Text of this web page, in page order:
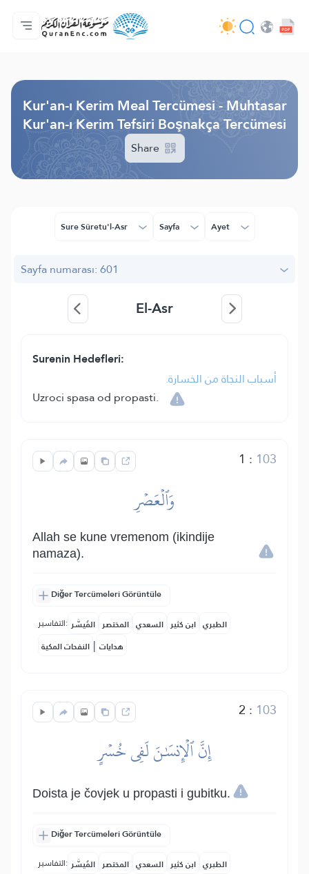
Anasayfa
Mealler Fihristi
Audio
Geliştirici Hizmetleri - API
Proje Hakkında
Biz bilen hab
Geçerli dil
Kur'an-ı Kerim Meal Tercümesi - Muhtasar
Kur'an-ı Kerim Tefsiri Boşnakça Tercümesi
Share
Sure Sûretu'l-Asr Sayfa Ayet
Sayfa numarası: 601
El-Asr
Surenin Hedefleri:
أسباب النجاة من الخسارة.
Uzroci spasa od propasti.
1 : 103
وَٱلۡعَصۡرِ
Allah se kune vremenom (ikindije
namaza).
Diğer Tercümeleri Görüntüle
التفاسير: المُيسَّر المختصر السعدي ابن كثير الطبري
النفحات المكية | هدايات
2 : 103
إِنَّ ٱلۡإِنسَٰنَ لَفِي خُسۡرٍ
Doista je čovjek u propasti i gubitku.
Diğer Tercümeleri Görüntüle
التفاسير: المُيسَّر المختصر السعدي ابن كثير الطبري